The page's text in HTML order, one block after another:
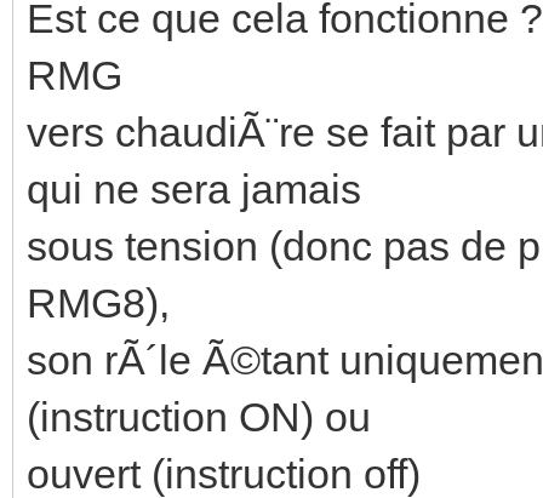
Est ce que cela fonctionne
RMG
vers chaudiÃ¨re se fait par
qui ne sera jamais
sous tension (donc pas de
RMG8),
son rÃ´le Ã©tant
(instruction ON) ou
ouvert (instruction off)